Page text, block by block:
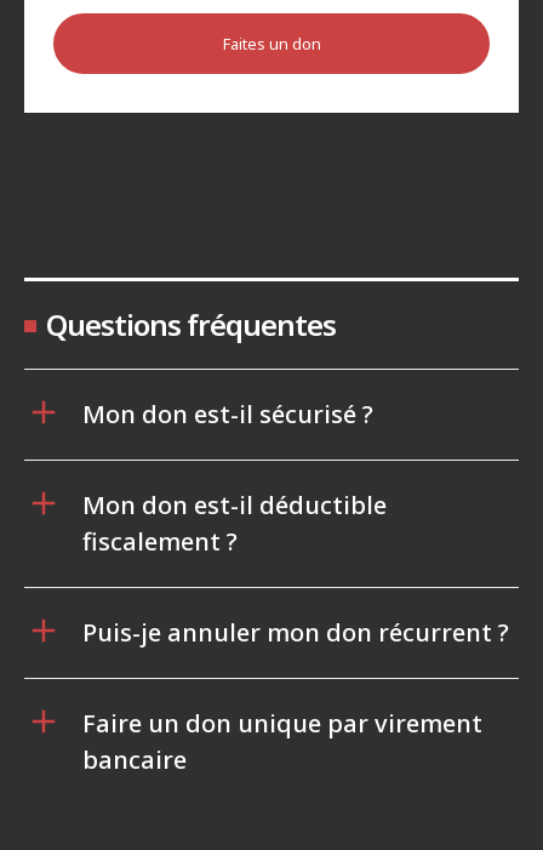
Faites un don
Questions fréquentes
Mon don est-il sécurisé ?
Mon don est-il déductible
fiscalement ?
Puis-je annuler mon don récurrent ?
Faire un don unique par virement
bancaire